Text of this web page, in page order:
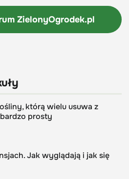
ZielonyOgrodek.pl
którą wielu usuwa z
prosty
Jak wyglądają i jak się